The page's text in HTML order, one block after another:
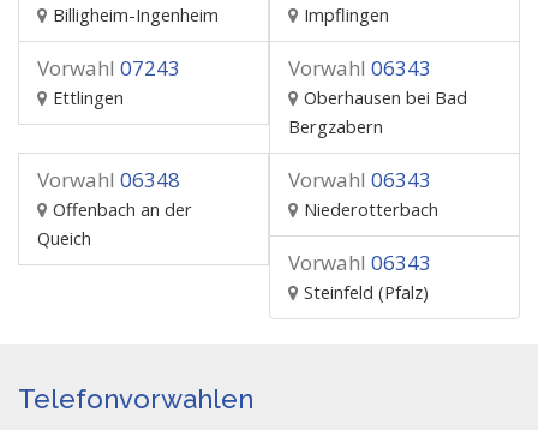
Billigheim-Ingenheim Impflingen
Vorwahl 07243
Ettlingen
Vorwahl 06343
Oberhausen bei Bad
Bergzabern
Vorwahl 06348
Offenbach an der
Queich
Vorwahl 06343
Niederotterbach
Vorwahl 06343
Steinfeld (Pfalz)
Telefonvorwahlen